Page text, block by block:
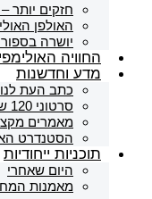
חזקים יותר
האולפן
יושרה
החוויה
מדע וחדשנות
כתב העת
סרטוני 120 שניות
מאמרים
הסטנדרט
תוכניות ייחודיות
היום שאחרי
מאמנות